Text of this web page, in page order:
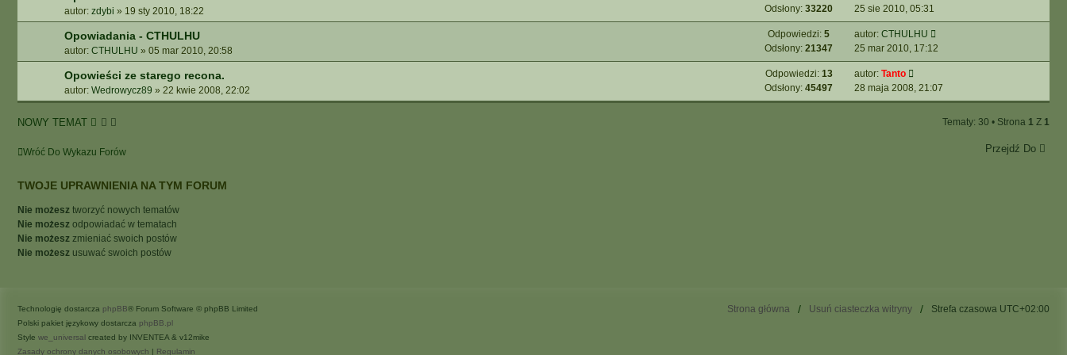
autor: zdybi » 19 sty 2010, 18:22 Odsłony: 33220 25 sie 2010, 05:31
Opowiadania - CTHULHU
autor: CTHULHU » 05 mar 2010, 20:58
Odpowiedzi: 5
Odsłony: 21347
autor: CTHULHU
25 mar 2010, 17:12
Opowieści ze starego recona.
autor: Wedrowycz89 » 22 kwie 2008, 22:02
Odpowiedzi: 13
Odsłony: 45497
autor: Tanto
28 maja 2008, 21:07
NOWY TEMAT Tematy: 30 • Strona 1 Z 1
Wróć Do Wykazu Forów Przejdź Do
TWOJE UPRAWNIENIA NA TYM FORUM
Nie możesz tworzyć nowych tematów
Nie możesz odpowiadać w tematach
Nie możesz zmieniać swoich postów
Nie możesz usuwać swoich postów
Strona główna Usuń ciasteczka witryny Strefa czasowa UTC+02:00
Technologię dostarcza phpBB® Forum Software © phpBB Limited
Polski pakiet językowy dostarcza phpBB.pl
Style we_universal created by INVENTEA & v12mike
Zasady ochrony danych osobowych | Regulamin